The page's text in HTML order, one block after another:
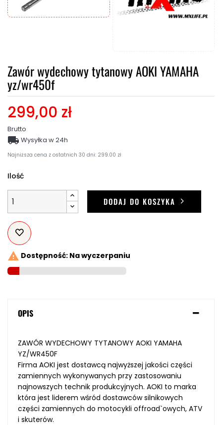
Zawór wydechowy tytanowy AOKI YAMAHA
yz/wr450f
299,00 zł
Brutto
Najniższa cena z ostatnich 30 dni: 299.00 zł
 Wysyłka w 24h
Ilość
DODAJ DO KOSZYKA
 Dostępność: Na wyczerpaniu
OPIS
ZAWÓR WYDECHOWY TYTANOWY AOKI YAMAHA
YZ/WR450F
Firma AOKI jest dostawcą najwyższej jakości części
zamiennych wykonywanych przy zastosowaniu
najnowszych technik produkcyjnych. AOKI to marka
która jest liderem wśród dostawców silnikowych
części zamiennych do motocykli offroad`owych, ATV
i skuterów.